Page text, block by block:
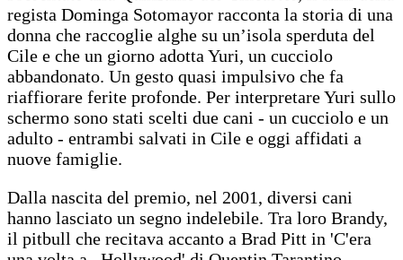
regista Dominga Sotomayor racconta la storia di una
donna che raccoglie alghe su un’isola sperduta del
Cile e che un giorno adotta Yuri, un cucciolo
abbandonato. Un gesto quasi impulsivo che fa
riaffiorare ferite profonde. Per interpretare Yuri sullo
schermo sono stati scelti due cani - un cucciolo e un
adulto - entrambi salvati in Cile e oggi affidati a
nuove famiglie.
Dalla nascita del premio, nel 2001, diversi cani
hanno lasciato un segno indelebile. Tra loro Brandy,
il pitbull che recitava accanto a Brad Pitt in 'C'era